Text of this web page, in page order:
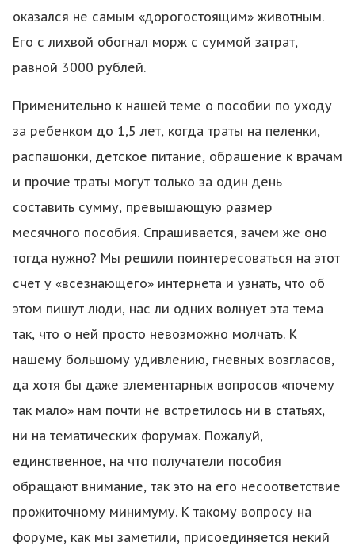
оказался не самым «дорогостоящим» животным.
Его с лихвой обогнал морж с суммой затрат,
равной 3000 рублей.
Применительно к нашей теме о пособии по уходу
за ребенком до 1,5 лет, когда траты на пеленки,
распашонки, детское питание, обращение к врачам
и прочие траты могут только за один день
составить сумму, превышающую размер
месячного пособия. Спрашивается, зачем же оно
тогда нужно? Мы решили поинтересоваться на этот
счет у «всезнающего» интернета и узнать, что об
этом пишут люди, нас ли одних волнует эта тема
так, что о ней просто невозможно молчать. К
нашему большому удивлению, гневных возгласов,
да хотя бы даже элементарных вопросов «почему
так мало» нам почти не встретилось ни в статьях,
ни на тематических форумах. Пожалуй,
единственное, на что получатели пособия
обращают внимание, так это на его несоответствие
прожиточному минимуму. К такому вопросу на
форуме, как мы заметили, присоединяется некий